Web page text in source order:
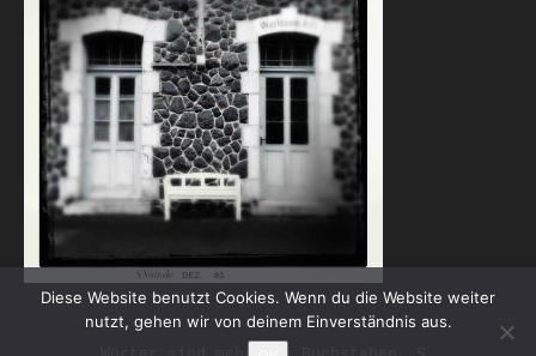
Diese Website benutzt Cookies. Wenn du die Website weiter
nutzt, gehen wir von deinem Einverständnis aus.